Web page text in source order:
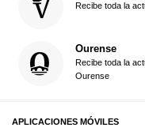
Recibe toda la
Ourense
Recibe toda la
Ourense
APLICACIONES MÓVILES